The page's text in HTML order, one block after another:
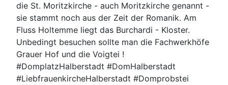
die St. Moritzkirche - auch Moritzkirche genannt -
sie stammt noch aus der Zeit der Romanik. Am
Fluss Holtemme liegt das Burchardi - Kloster.
Unbedingt besuchen sollte man die Fachwerkhöfe
Grauer Hof und die Voigtei !
#DomplatzHalberstadt #DomHalberstadt
#LiebfrauenkircheHalberstadt #Domprobstei